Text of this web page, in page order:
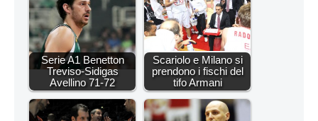
Serie A1 Benetton
Treviso-Sidigas
Avellino 71-72
Scariolo e Milano si
prendono i fischi del
tifo Armani